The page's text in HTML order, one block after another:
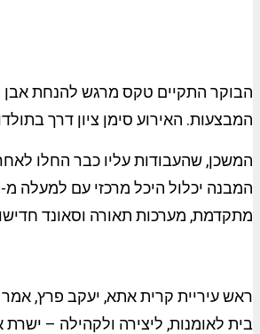
הבוקר התקיים טקס מרגש להנחת אבן
המבצעות. האירוע סימן ציון דרך
מתקדמת, מערכות תאורה וסאונד
ראש עיריית קרית אתא, יעקב פרץ, אמר
בית לאומנות, ליצירה ולקהילה –